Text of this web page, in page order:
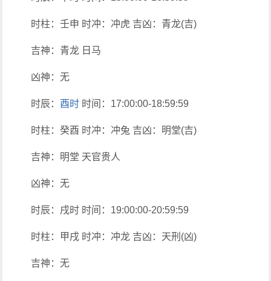
时柱：壬申 时冲：冲虎 吉凶：青龙(吉)
吉神：青龙 日马
凶神：无
时辰： 酉时 时间：17:00:00-18:59:59
时柱：癸酉 时冲：冲兔 吉凶：明堂(吉)
吉神：明堂 天官贵人
凶神：无
时辰：戌时 时间：19:00:00-20:59:59
时柱：甲戌 时冲：冲龙 吉凶：天刑(凶)
吉神：无